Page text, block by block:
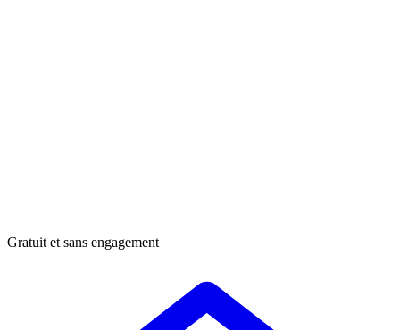
Gratuit et sans engagement